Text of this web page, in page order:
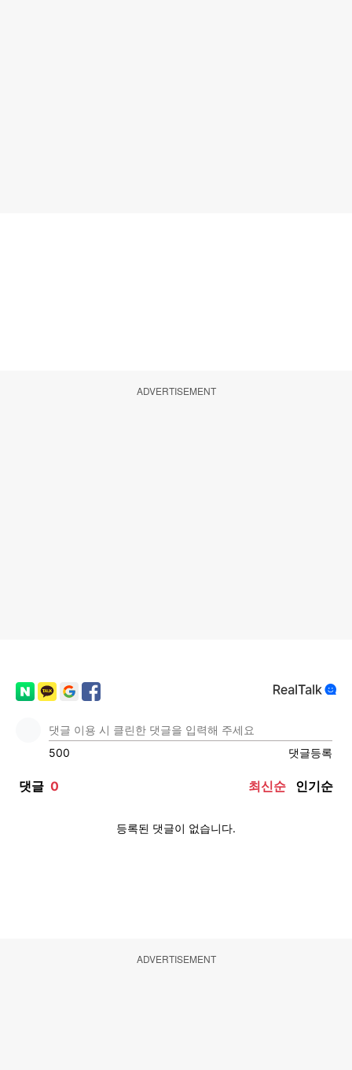
ADVERTISEMENT
ADVERTISEMENT